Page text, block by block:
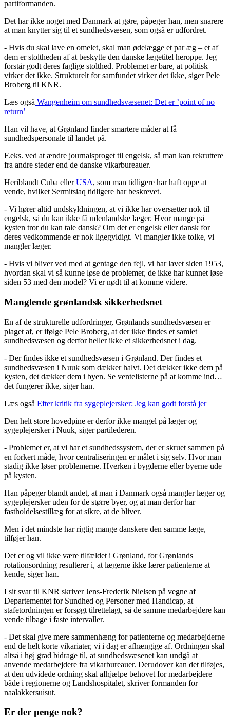
partiformanden.
Det har ikke noget med Danmark at gøre, påpeger han, men snarere
at man knytter sig til et sundhedsvæsen, som også er udfordret.
- Hvis du skal lave en omelet, skal man ødelægge et par æg – et af
dem er stoltheden af at beskytte den danske lægetitel heroppe. Jeg
forstår godt deres faglige stolthed. Problemet er bare, at politisk
virker det ikke. Strukturelt for samfundet virker det ikke, siger Pele
Broberg til KNR.
Læs også Wangenheim om sundhedsvæsenet: Det er ’point of no
return’
Han vil have, at Grønland finder smartere måder at få
sundhedspersonale til landet på.
F.eks. ved at ændre journalsproget til engelsk, så man kan rekruttere
fra andre steder end de danske vikarbureauer.
Heriblandt Cuba ellerUSA, som man tidligere har haft oppe at
vende, hvilket Sermitsiaq tidligere har beskrevet.
- Vi hører altid undskyldningen, at vi ikke har oversætter nok til
engelsk, så du kan ikke få udenlandske læger. Hvor mange på
kysten tror du kan tale dansk? Om det er engelsk eller dansk for
deres vedkommende er nok ligegyldigt. Vi mangler ikke tolke, vi
mangler læger.
- Hvis vi bliver ved med at gentage den fejl, vi har lavet siden 1953,
hvordan skal vi så kunne løse de problemer, de ikke har kunnet løse
siden 53 med den model? Vi er nødt til at komme videre.
Manglende grønlandsk sikkerhedsnet
En af de strukturelle udfordringer, Grønlands sundhedsvæsen er
plaget af, er ifølge Pele Broberg, at der ikke findes et samlet
sundhedsvæsen og derfor heller ikke et sikkerhedsnet i dag.
- Der findes ikke et sundhedsvæsen i Grønland. Der findes et
sundhedsvæsen i Nuuk som dækker halvt. Det dækker ikke dem på
kysten, det dækker dem i byen. Se ventelisterne på at komme ind…
det fungerer ikke, siger han.
Læs også Efter kritik fra sygeplejersker: Jeg kan godt forstå jer
Den helt store hovedpine er derfor ikke mangel på læger og
sygeplejersker i Nuuk, siger partilederen.
- Problemet er, at vi har et sundhedssystem, der er skruet sammen på
en forkert måde, hvor centraliseringen er målet i sig selv. Hvor man
stadig ikke løser problemerne. Hverken i bygderne eller byerne ude
på kysten.
Han påpeger blandt andet, at man i Danmark også mangler læger og
sygeplejersker uden for de større byer, og at man derfor har
fastholdelsestillæg for at sikre, at de bliver.
Men i det mindste har rigtig mange danskere den samme læge,
tilføjer han.
Det er og vil ikke være tilfældet i Grønland, for Grønlands
rotationsordning resulterer i, at lægerne ikke lærer patienterne at
kende, siger han.
I sit svar til KNR skriver Jens-Frederik Nielsen på vegne af
Departementet for Sundhed og Personer med Handicap, at
stafetordningen er forsøgt tilrettelagt, så de samme medarbejdere kan
vende tilbage i faste intervaller.
- Det skal give mere sammenhæng for patienterne og medarbejderne
end de helt korte vikariater, vi i dag er afhængige af. Ordningen skal
altså i høj grad bidrage til, at sundhedsvæsenet kan undgå at
anvende medarbejdere fra vikarbureauer. Derudover kan det tilføjes,
at den udvidede ordning skal afhjælpe behovet for medarbejdere
både i regionerne og Landshospitalet, skriver formanden for
naalakkersuisut.
Er der penge nok?